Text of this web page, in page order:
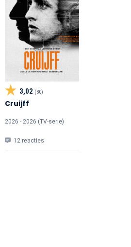
3,02 (30)
Cruijff
2026 - 2026 (TV-serie)
12 reacties